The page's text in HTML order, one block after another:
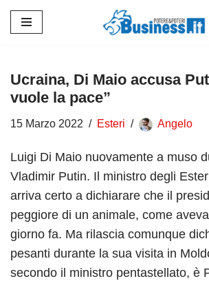
contenuto
Ucraina, Di Maio accusa
vuole la pace”
15 Marzo 2022 Esteri Angelo
Luigi Di Maio nuovamente a muso
Vladimir Putin. Il ministro degli
arriva certo a dichiarare che il
peggiore di un animale, come
giorno fa. Ma rilascia comunque
pesanti durante la sua visita in
secondo il ministro pentastellato, è